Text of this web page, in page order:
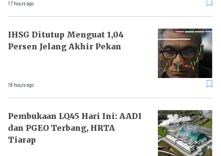
17 hours ago
IHSG Ditutup Menguat 1,04
Persen Jelang Akhir Pekan
18 hours ago
Pembukaan LQ45 Hari Ini: AADI
dan PGEO Terbang, HRTA
Tiarap